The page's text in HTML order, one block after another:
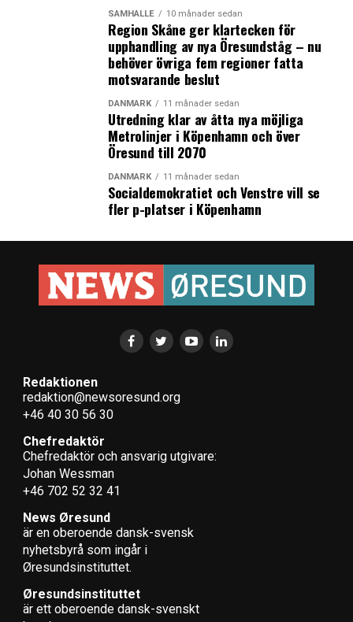
MKB satsar reavinst från Rosengård på
trygghetsåtgärder och nya förvärv
Svenska Balder köper fyra hotellfastigheter kring
Köpenhamns huvudbangård
SAMHÄLLE 10 månader sedan
Region Skåne ger klartecken för
upphandling av nya Öresundståg – nu
behöver övriga fem regioner fatta
motsvarande beslut
DANMARK 11 månader sedan
Utredning klar av åtta nya möjliga
Metrolinjer i Köpenhamn och över
Öresund till 2070
DANMARK 11 månader sedan
Socialdemokratiet och Venstre vill se
fler p-platser i Köpenhamn
Redaktionen
redaktion@newsoresund.org
+46 40 30 56 30
Chefredaktör
Chefredaktör och ansvarig utgivare:
Johan Wessman
+46 702 52 32 41
News Øresund
är en oberoende dansk-svensk
nyhets­byrå som ingår i
Øresundsinstituttet.
Øresundsinstituttet
är ett oberoende dansk-svenskt